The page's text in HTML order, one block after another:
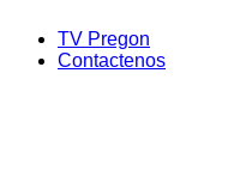
TV Pregon
Contactenos